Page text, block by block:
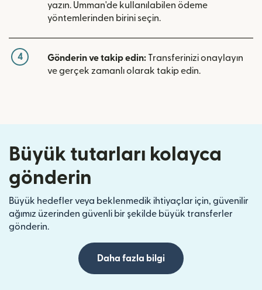
yazın. Umman'de kullanılabilen ödeme
yöntemlerinden birini seçin.
4 Gönderin ve takip edin: Transferinizi onaylayın
ve gerçek zamanlı olarak takip edin.
Büyük tutarları kolayca
gönderin
Büyük hedefler veya beklenmedik ihtiyaçlar için, güvenilir
ağımız üzerinden güvenli bir şekilde büyük transferler
gönderin.
Daha fazla bilgi